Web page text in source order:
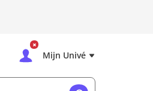
Mijn Univé